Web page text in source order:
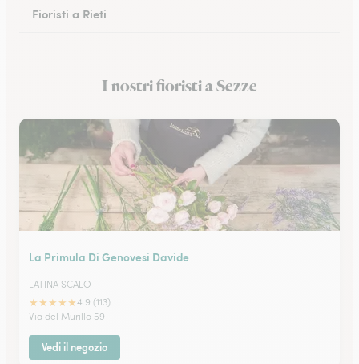
Fioristi a Rieti
Fioristi a AnzioI nostri fioristi a Sezze
La Primula Di Genovesi Davide
LATINA SCALO
★★★★★4.9 (113)
Via del Murillo 59
Vedi il negozio